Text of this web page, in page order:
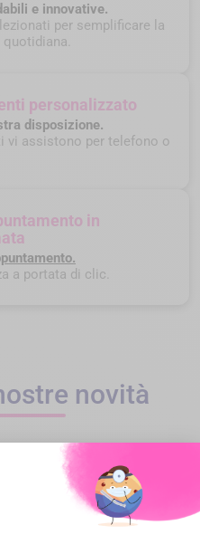
e innovative.
per semplificare la
personalizzato
disposizione.
vi assistono per telefono o
in
a portata di clic.
novità